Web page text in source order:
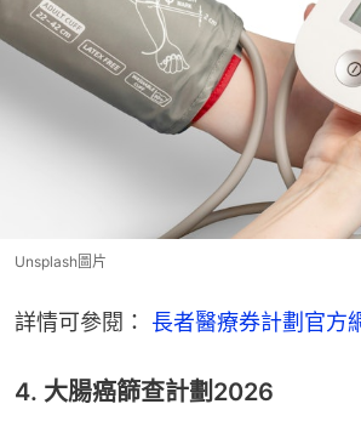
Unsplash圖片
詳情可參閱： 長者醫療券計劃官方
4. 大腸癌篩查計劃2026